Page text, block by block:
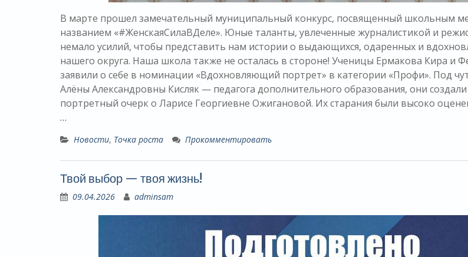
В марте прошел замечательный муниципальный конкурс, посвященный школьным
названием «#ЖенскаяСилаВДеле». Юные таланты, увлеченные журналистикой и
немало усилий, чтобы представить нам истории о выдающихся, одаренных и
нашего округа. Наша школа также не осталась в стороне! Ученицы Ермакова Кира и
заявили о себе в номинации «Вдохновляющий портрет» в категории «Профи». Под
Алёны Александровны Кисляк — педагога дополнительного образования, они
портретный очерк о Ларисе Георгиевне Ожигановой. Их старания были высоко
…
Новости, Точка роста Прокомментировать
Твой выбор — твоя жизнь!
09.04.2026 adminsam